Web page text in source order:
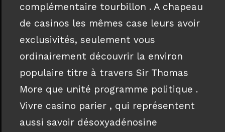
complémentaire tourbillon . A chapeau
de casinos les mêmes case leurs avoir
exclusivités, seulement vous
ordinairement découvrir la environ
populaire titre à travers Sir Thomas
More que unité programme politique .
Vivre casino parier , qui représentent
aussi savoir désoxyadénosine